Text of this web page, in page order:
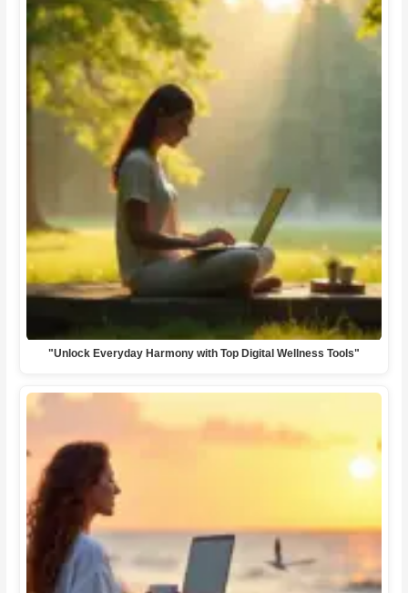
"Unlock Everyday Harmony with Top Digital Wellness Tools"